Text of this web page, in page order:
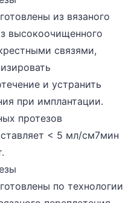
из вязаного
высокоочищенного
связями,
и устранить
при имплантации.
протезов
< 5 мл/см7мин
по технологии